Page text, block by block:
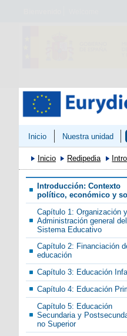
Inicio Nuestra unidad
Inicio Redipedia
Introducción: Contexto
político, económico y
Capítulo 1: Organización y
Administración general del
Sistema Educativo
Capítulo 2: Financiación
educación
Capítulo 3: Educación
Capítulo 4: Educación
Capítulo 5: Educación
Secundaria y
no Superior